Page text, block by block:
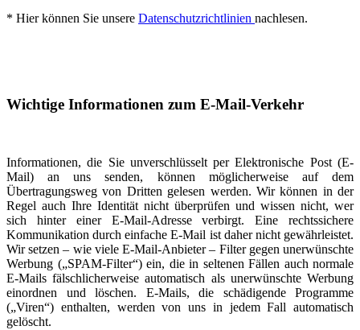
* Hier können Sie unsere Datenschutzrichtlinien nachlesen.
Wichtige Informationen zum E-Mail-Verkehr
Informationen, die Sie unverschlüsselt per Elektronische Post (E-
Mail) an uns senden, können möglicherweise auf dem
Übertragungsweg von Dritten gelesen werden. Wir können in der
Regel auch Ihre Identität nicht überprüfen und wissen nicht, wer
sich hinter einer E-Mail-Adresse verbirgt. Eine rechtssichere
Kommunikation durch einfache E-Mail ist daher nicht gewährleistet.
Wir setzen – wie viele E-Mail-Anbieter – Filter gegen unerwünschte
Werbung („SPAM-Filter“) ein, die in seltenen Fällen auch normale
E-Mails fälschlicherweise automatisch als unerwünschte Werbung
einordnen und löschen. E-Mails, die schädigende Programme
(„Viren“) enthalten, werden von uns in jedem Fall automatisch
gelöscht.